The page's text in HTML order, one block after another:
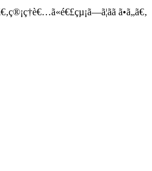
ã•ã„ã€‚